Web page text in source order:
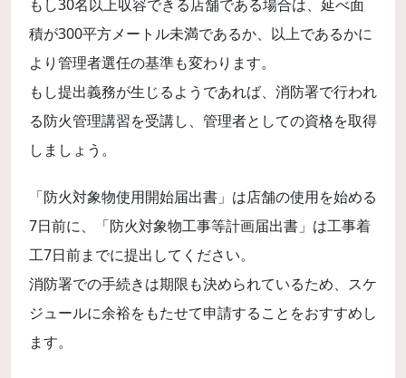
もし30名以上収容できる店舗である場合は、延べ面
積が300平方メートル未満であるか、以上であるかに
より管理者選任の基準も変わります。
もし提出義務が生じるようであれば、消防署で行われ
る防火管理講習を受講し、管理者としての資格を取得
しましょう。
「防火対象物使用開始届出書」は店舗の使用を始める
7日前に、「防火対象物工事等計画届出書」は工事着
工7日前までに提出してください。
消防署での手続きは期限も決められているため、スケ
ジュールに余裕をもたせて申請することをおすすめし
ます。